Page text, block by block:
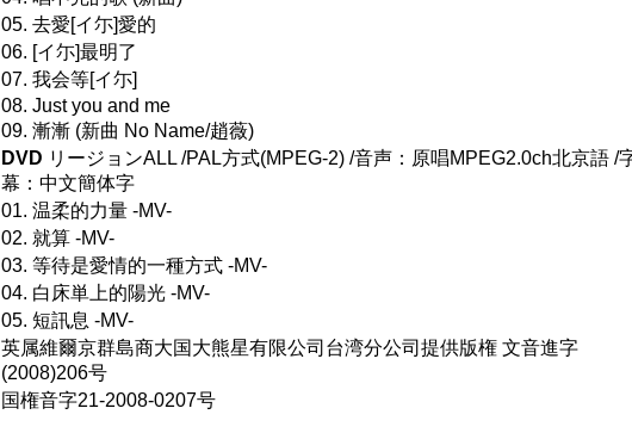
05. 去愛[イ尓]愛的
06. [イ尓]最明了
07. 我会等[イ尓]
08. Just you and me
09. 漸漸 (新曲 No Name/趙薇)
DVD リージョンALL /PAL方式(MPEG-2) /音声：原唱MPEG2.0ch北京語 /
幕：中文簡体字
01. 温柔的力量 -MV-
02. 就算 -MV-
03. 等待是愛情的一種方式 -MV-
04. 白床単上的陽光 -MV-
05. 短訊息 -MV-
英属維爾京群島商大国大熊星有限公司台湾分公司提供版権 文音進字
(2008)206号
国権音字21-2008-0207号